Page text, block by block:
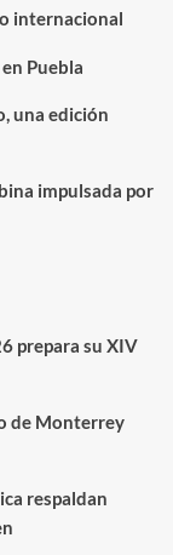
internacional
Puebla
una edición
impulsada por
prepara su XIV
de Monterrey
respaldan